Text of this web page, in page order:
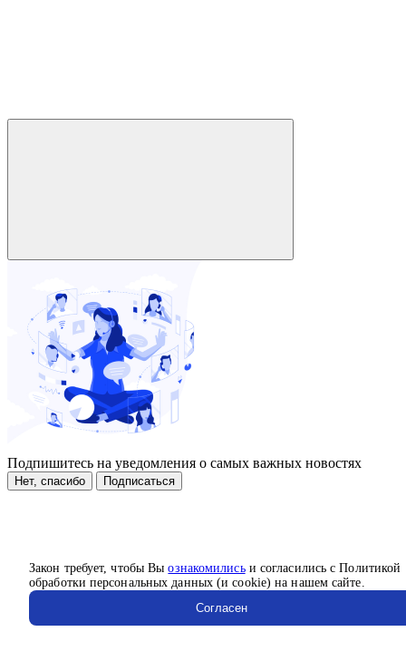
Закон требует, чтобы Выознакомилисьи согласились с Политикой
обработки персональных данных (и cookie) на нашем сайте.
Согласен
Подпишитесь на уведомления о самых важных новостях
Нет, спасибо Подписаться